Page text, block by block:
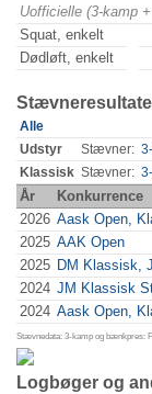
Uofficielle (3-kamp
Squat, enkelt
Dødløft, enkelt
Alle
Udstyr
Stævner:
Klassisk Stævner:
År Konkurrence
2026 Aask Open,
2025 AAK Open
2025 DM Klassisk,
2024 JM Klassisk
2024 Aask Open,
Stævnedata: 3-kamp og bænkpres:
Logbøger og